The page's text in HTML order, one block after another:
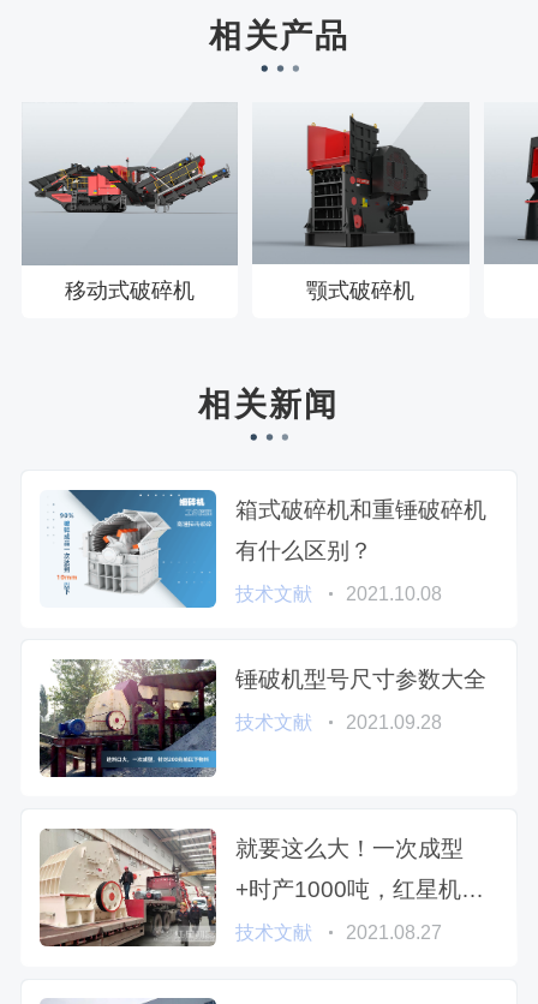
相关产品
移动式破碎机 颚式破碎机
相关新闻
箱式破碎机和重锤破碎机
有什么区别？
技术文献 2021.10.08
锤破机型号尺寸参数大全
技术文献 2021.09.28
就要这么大！一次成型
+时产1000吨，红星机器
重锤破碎机性价比之星
技术文献 2021.08.27